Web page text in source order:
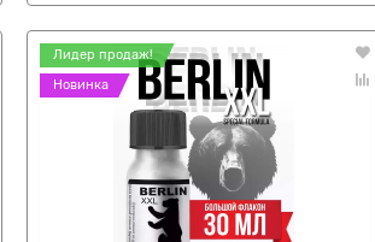
Попперсы
Лидер продаж!
Новинка